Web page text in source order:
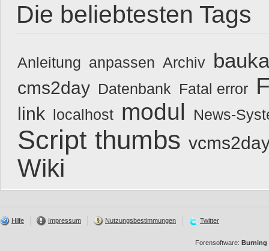
Die beliebtesten Tags
Anleitung anpassen Archiv
cms2day Datenbank Fatal error
link localhost modul News-
Script thumbs
Wiki
Hilfe Impressum Nutzungsbestimmungen Twitter
Forensoftware: Burning